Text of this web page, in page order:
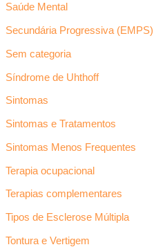
Saúde Mental
Secundária Progressiva (EMPS)
Sem categoria
Síndrome de Uhthoff
Sintomas
Sintomas e Tratamentos
Sintomas Menos Frequentes
Terapia ocupacional
Terapias complementares
Tipos de Esclerose Múltipla
Tontura e Vertigem